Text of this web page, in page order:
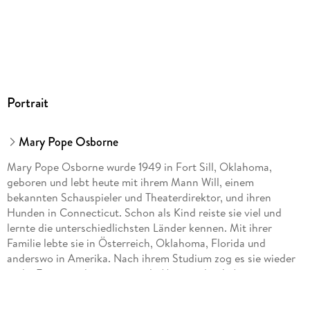
produktsicherheit@loewe-verlag.de
Portrait
Mary Pope Osborne
Mary Pope Osborne wurde 1949 in Fort Sill, Oklahoma,
geboren und lebt heute mit ihrem Mann Will, einem
bekannten Schauspieler und Theaterdirektor, und ihren
Hunden in Connecticut. Schon als Kind reiste sie viel und
lernte die unterschiedlichsten Länder kennen. Mit ihrer
Familie lebte sie in Österreich, Oklahoma, Florida und
anderswo in Amerika. Nach ihrem Studium zog es sie wieder
in die Ferne, und sie reiste viele Monate durch Asien.